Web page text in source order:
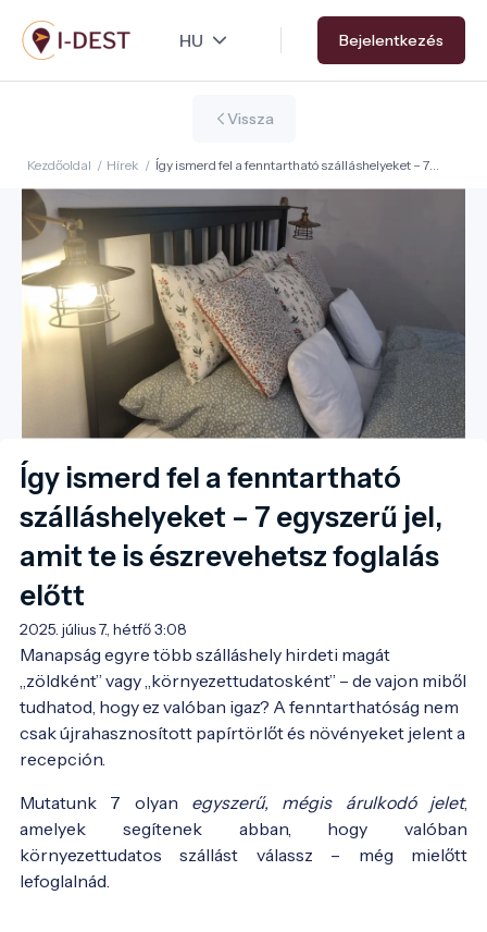
Ugrás
a
tartalomra
Bejelentkezés
Vissza
Kezdőoldal / Hírek / Így ismerd fel a fenntartható szálláshelyeket – 7
egyszerű jel, amit te is észrevehetsz foglalás előtt
Így ismerd fel a fenntartható
szálláshelyeket – 7 egyszerű jel,
amit te is észrevehetsz foglalás
előtt
2025. július 7., hétfő 3:08
Manapság egyre több szálláshely hirdeti magát
„zöldként” vagy „környezettudatosként” – de vajon miből
tudhatod, hogy ez valóban igaz? A fenntarthatóság nem
csak újrahasznosított papírtörlőt és növényeket jelent a
recepción.
Mutatunk 7 olyan egyszerű, mégis árulkodó jelet,
amelyek segítenek abban, hogy valóban
környezettudatos szállást válassz – még mielőtt
lefoglalnád.